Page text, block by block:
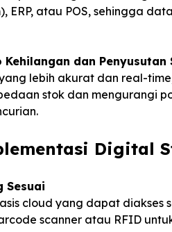
ERP, atau POS, sehingga
Kehilangan dan Penyusutan
lebih akurat dan real-
stok dan mengurangi
Digital
Sesuai
cloud yang dapat
scanner atau RFID